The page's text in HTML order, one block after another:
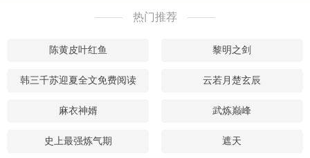
热门推荐
陈黄皮叶红鱼 黎明之剑
韩三千苏迎夏全文免费阅读 云若月楚玄辰
麻衣神婿 武炼巅峰
史上最强炼气期 遮天